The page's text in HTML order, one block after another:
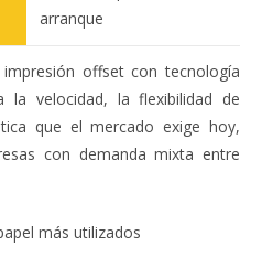
arranque
offset con tecnología
la velocidad, la flexibilidad de
que el mercado exige hoy,
con demanda mixta entre